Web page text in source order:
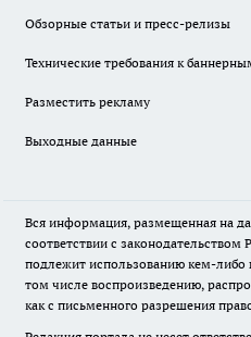
Обзорные статьи и пресс-релизы
Технические требования к
Разместить рекламу
Выходные данные
Вся информация, размещенная на
соответствии с законодательством
подлежит использованию кем-
том числе воспроизведению,
как с письменного разрешения